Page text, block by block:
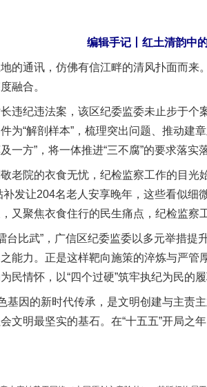
编辑手记丨红土清韵中
通讯，仿佛有信江畔的清风扑面而来
融合。
纪违法案，该区纪委监委未止步于个
为“解剖样本”，梳理突出问题、推动建
一方”，将一体推进“三不腐”的要求落实落
院的衣食无忧，纪检监察工作的目光
发让204名老人安享晚年，这些看似细
又聚焦衣食住行的民生痛点，纪检监察
比武”，广信区纪委监委以多元举措提
能力。正是这样靶向施策的淬炼与严
民情怀，以“四个过硬”筑牢执纪为民的履
因的新时代传承，是文明创建与主责
文明最坚实的基石。在“十五五”开局之
茶叶“炒上天”
谢谢有你温暖了四